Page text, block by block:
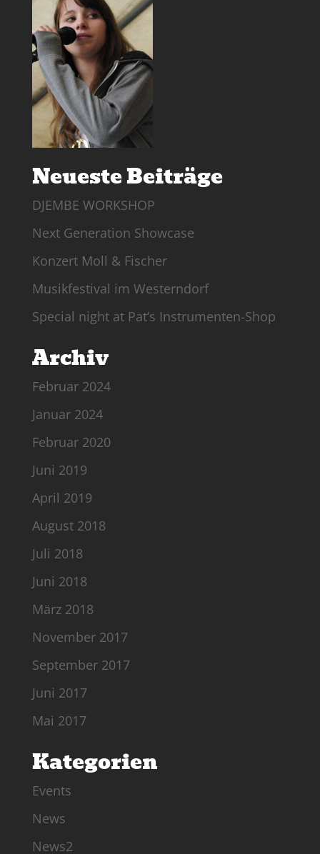
Neueste Beiträge
DJEMBE WORKSHOP
Next Generation Showcase
Konzert Moll & Fischer
Musikfestival im Westerndorf
Special night at Pat’s Instrumenten-Shop
Archiv
Februar 2024
Januar 2024
Februar 2020
Juni 2019
April 2019
August 2018
Juli 2018
Juni 2018
März 2018
November 2017
September 2017
Juni 2017
Mai 2017
Kategorien
Events
News
News2